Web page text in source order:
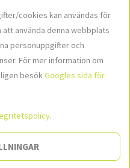
att hålla dig uppdaterad med
cookies kan användas för
använda denna webbplats
personuppgifter och
För mer information om
besökGoogles sida för
.